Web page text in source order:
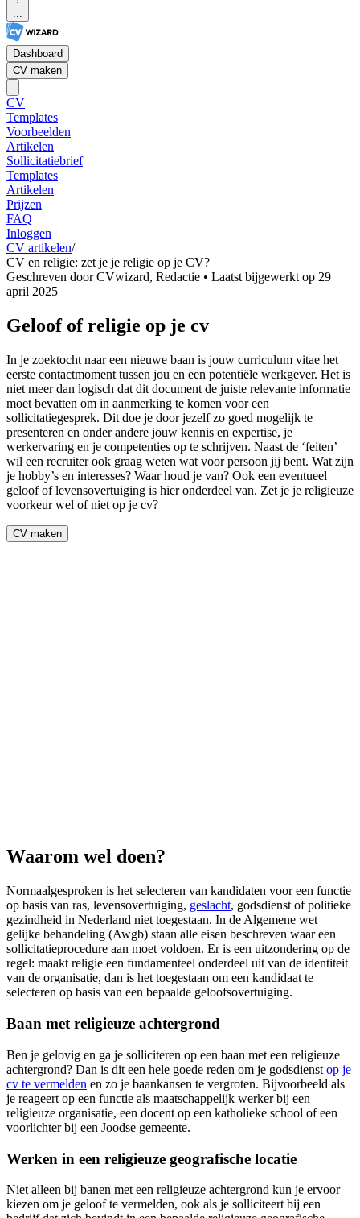
...
Dashboard
CV maken
CV
Templates
Voorbeelden
Artikelen
Sollicitatiebrief
Templates
Artikelen
Prijzen
FAQ
Inloggen
CV artikelen/
CV en religie: zet je je religie op je CV?
Geschreven doorCVwizard, Redactie • Laatst bijgewerkt op 29
april 2025
Geloof of religie op je cv
In je zoektocht naar een nieuwe baan is jouw curriculum vitae het
eerste contactmoment tussen jou en een potentiële werkgever. Het is
niet meer dan logisch dat dit document de juiste relevante informatie
moet bevatten om in aanmerking te komen voor een
sollicitatiegesprek. Dit doe je door jezelf zo goed mogelijk te
presenteren en onder andere jouw kennis en expertise, je
werkervaring en je competenties op te schrijven. Naast de ‘feiten’
wil een recruiter ook graag weten wat voor persoon jij bent. Wat zijn
je hobby’s en interesses? Waar houd je van? Ook een eventueel
geloof of levensovertuiging is hier onderdeel van. Zet je je religieuze
voorkeur wel of niet op je cv?
CV maken
Waarom wel doen?
Normaalgesproken is het selecteren van kandidaten voor een functie
op basis van ras, levensovertuiging, geslacht, godsdienst of politieke
gezindheid in Nederland niet toegestaan. In de Algemene wet
gelijke behandeling (Awgb) staan alle eisen beschreven waar een
sollicitatieprocedure aan moet voldoen. Er is een uitzondering op de
regel: maakt religie een fundamenteel onderdeel uit van de identiteit
van de organisatie, dan is het toegestaan om een kandidaat te
selecteren op basis van een bepaalde geloofsovertuiging.
Baan met religieuze achtergrond
Ben je gelovig en ga je solliciteren op een baan met een religieuze
achtergrond? Dan is dit een hele goede reden om je godsdienst op je
cv te vermelden en zo je baankansen te vergroten. Bijvoorbeeld als
je reageert op een functie als maatschappelijk werker bij een
religieuze organisatie, een docent op een katholieke school of een
voorlichter bij een Joodse gemeente.
Werken in een religieuze geografische locatie
Niet alleen bij banen met een religieuze achtergrond kun je ervoor
kiezen om je geloof te vermelden, ook als je solliciteert bij een